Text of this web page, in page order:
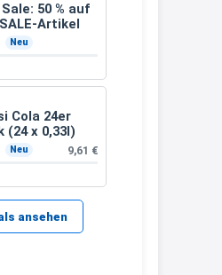
Sale: 50 % auf
Artikel
Neu
Cola 24er
(24 x 0,33l)
Neu 9,61 €
ansehen
Gutschein code